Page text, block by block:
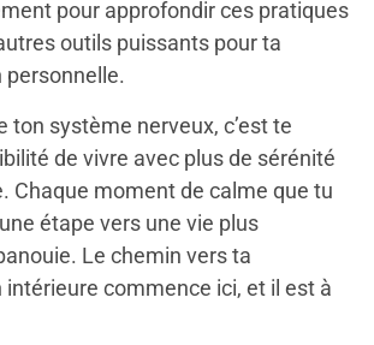
pour approfondir ces pratiques
outils puissants pour ta
ton système nerveux, c’est te
de vivre avec plus de sérénité
Chaque moment de calme que tu
étape vers une vie plus
Le chemin vers ta
commence ici, et il est à